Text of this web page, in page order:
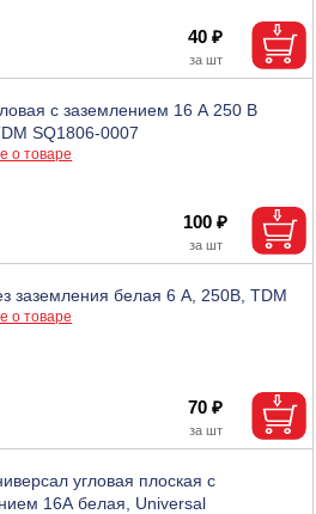
40 ₽
с заземлением 16 А 250 В
SQ1806-0007
о товаре
100 ₽
заземления белая 6 А, 250В, TDM
о товаре
70 ₽
угловая плоская с
16А белая, Universal